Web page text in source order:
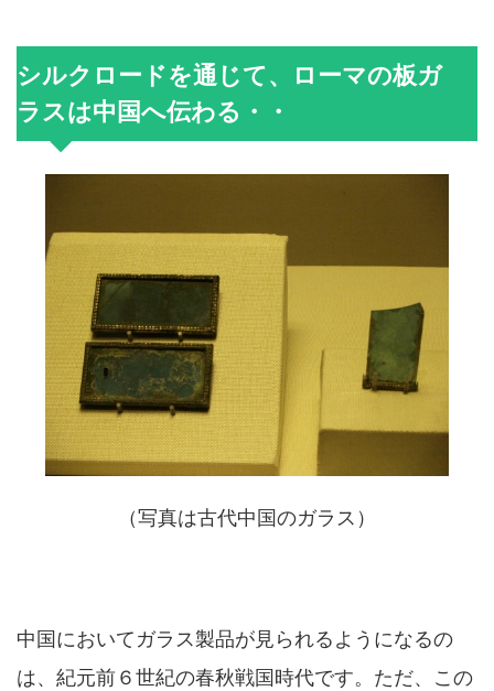
シルクロードを通じて、ローマの板ガ
ラスは中国へ伝わる・・
（写真は古代中国のガラス）
中国においてガラス製品が見られるようになるの
は、紀元前６世紀の春秋戦国時代です。ただ、この